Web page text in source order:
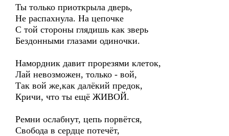
Ты только приоткрыла дверь,
Не распахнула. На цепочке
С той стороны глядишь как зверь
Бездонными глазами одиночки.
Намордник давит прорезями клеток,
Лай невозможен, только - вой,
Так вой же,как далёкий предок,
Кричи, что ты ещё ЖИВОЙ.
Ремни ослабнут, цепь порвётся,
Свобода в сердце потечёт,